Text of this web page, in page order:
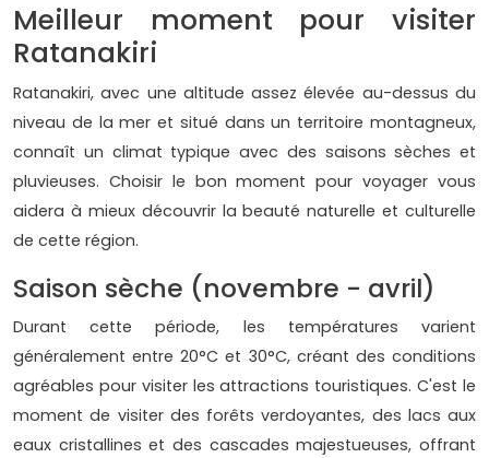
Meilleur moment pour visiter
Ratanakiri
Ratanakiri, avec une altitude assez élevée au-dessus du
niveau de la mer et situé dans un territoire montagneux,
connaît un climat typique avec des saisons sèches et
pluvieuses. Choisir le bon moment pour voyager vous
aidera à mieux découvrir la beauté naturelle et culturelle
de cette région.
Saison sèche (novembre - avril)
Durant cette période, les températures varient
généralement entre 20°C et 30°C, créant des conditions
agréables pour visiter les attractions touristiques. C'est le
moment de visiter des forêts verdoyantes, des lacs aux
eaux cristallines et des cascades majestueuses, offrant